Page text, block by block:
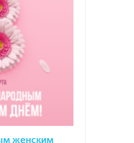
женским